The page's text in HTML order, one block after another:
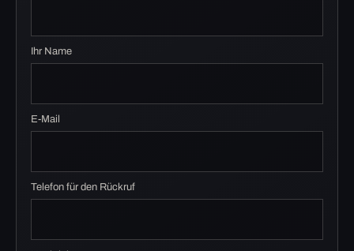
Ihr Name
E-Mail
Telefon für den Rückruf